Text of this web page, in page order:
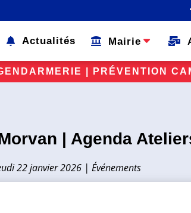
Actualités Mairie
CAMBRIOLAGE
| Agenda
22 janvier 2026 | Événements